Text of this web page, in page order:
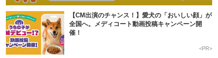
【CM出演のチャンス！】愛犬の「おいしい顔」が
全国へ。メディコート動画投稿キャンペーン開
催！
<PR>